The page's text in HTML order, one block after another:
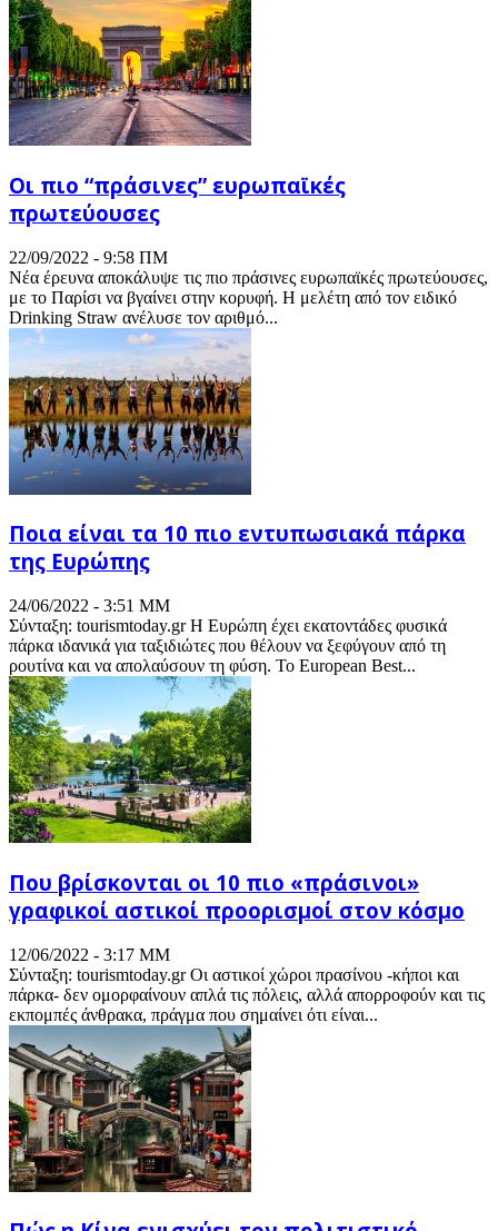
Oι πιο “πράσινες” ευρωπαϊκές
πρωτεύουσες
22/09/2022 - 9:58 ΠΜ
Νέα έρευνα αποκάλυψε τις πιο πράσινες ευρωπαϊκές πρωτεύουσες,
με το Παρίσι να βγαίνει στην κορυφή. Η μελέτη από τον ειδικό
Drinking Straw ανέλυσε τον αριθμό...
Ποια είναι τα 10 πιο εντυπωσιακά πάρκα
της Ευρώπης
24/06/2022 - 3:51 ΜΜ
Σύνταξη: tourismtoday.gr Η Ευρώπη έχει εκατοντάδες φυσικά
πάρκα ιδανικά για ταξιδιώτες που θέλουν να ξεφύγουν από τη
ρουτίνα και να απολαύσουν τη φύση. Το European Best...
Που βρίσκονται οι 10 πιο «πράσινοι»
γραφικοί αστικοί προορισμοί στον κόσμο
12/06/2022 - 3:17 ΜΜ
Σύνταξη: tourismtoday.gr Οι αστικοί χώροι πρασίνου -κήποι και
πάρκα- δεν ομορφαίνουν απλά τις πόλεις, αλλά απορροφούν και τις
εκπομπές άνθρακα, πράγμα που σημαίνει ότι είναι...